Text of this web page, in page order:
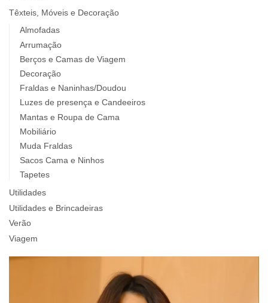
Têxteis, Móveis e Decoração
Almofadas
Arrumação
Berços e Camas de Viagem
Decoração
Fraldas e Naninhas/Doudou
Luzes de presença e Candeeiros
Mantas e Roupa de Cama
Mobiliário
Muda Fraldas
Sacos Cama e Ninhos
Tapetes
Utilidades
Utilidades e Brincadeiras
Verão
Viagem